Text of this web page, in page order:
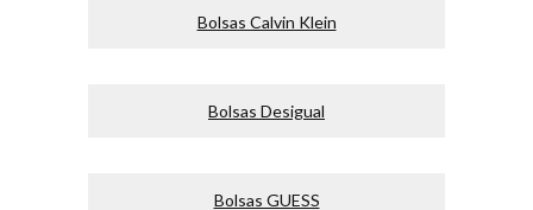
Bolsas Calvin Klein
Bolsas Desigual
Bolsas GUESS